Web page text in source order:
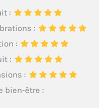
:
:
:
:
:
bien-être :